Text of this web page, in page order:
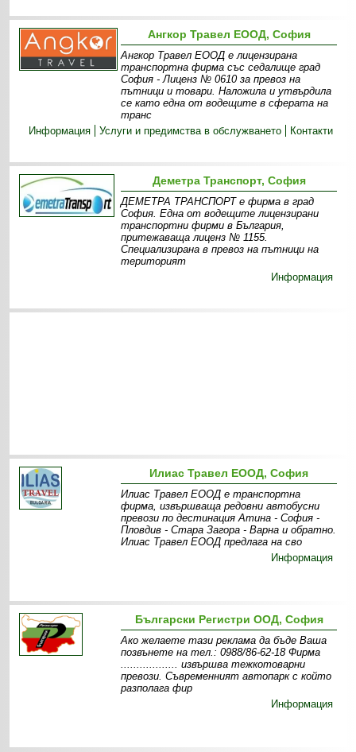
Ангкор Травел ЕООД, София
Ангкор Травел ЕООД е лицензирана
транспортна фирма със седалище град
София - Лиценз № 0610 за превоз на
пътници и товари. Наложила и утвърдила
се като една от водещите в сферата на
транс
Информация
Услуги и предимства в обслужването Контакти
Деметра Транспорт, София
ДЕМЕТРА ТРАНСПОРТ е фирма в град
София. Една от водещите лицензирани
транспортни фирми в България,
притежаваща лиценз № 1155.
Специализирана в превоз на пътници на
територият
Информация
Илиас Травел ЕООД, София
Илиас Травел ЕООД е транспортна
фирма, извършваща редовни автобусни
превози по дестинация Атина - София -
Пловдив - Стара Загора - Варна и обратно.
Илиас Травел ЕООД предлага на сво
Информация
Български Регистри ООД, София
Ако желаете тази реклама да бъде Ваша
позвънете на тел.: 0988/86-62-18 Фирма
.................. извършва тежкотоварни
превози. Съвременният автопарк с който
разполага фир
Информация